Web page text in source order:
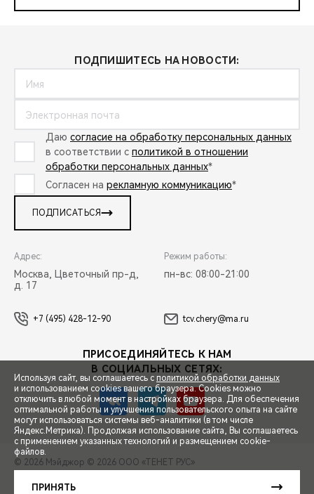
СПЕЦПРЕДЛОЖЕНИЯ
ЗАПИСЬ НА ТЕСТ-ДРАЙВ
ПОДПИШИТЕСЬ НА НОВОСТИ:
Даю согласие на обработку персональных данных
в соответствии с политикой в отношении
обработки персональных данных*
Согласен на рекламную коммуникацию*
ПОДПИСАТЬСЯ
Адрес:
Москва, Цветочный пр-д,
д. 17
Режим работы:
пн-вс: 08:00-21:00
+7 (495) 428-12-90 tcv.chery@ma.ru
ПРИСОЕДИНЯЙТЕСЬ К НАМ
В СОЦИАЛЬНЫХ СЕТЯХ:
© 2026 Мэйджор © 2026 ООО «ТЕНЕТ РУС»
Используя сайт, вы соглашаетесь с политикой обработки данных
и использованием cookies вашего браузера. Cookies можно
отключить в любой момент в настройках браузера. Для обеспечения
оптимальной работы и улучшения пользовательского опыта на сайте
могут использоваться системы веб-аналитики (в том числе
Яндекс.Метрика). Продолжая использование сайта, Вы соглашаетесь
с применением указанных технологий и размещением cookie-
файлов.
ПРИНЯТЬ